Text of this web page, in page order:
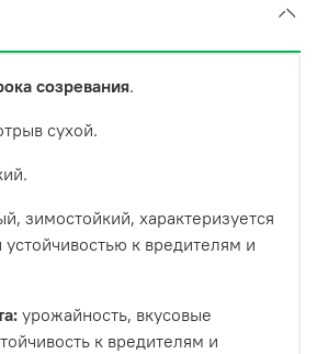
созревания.
сухой.
зимостойкий, характеризуется
к вредителям и
: урожайность, вкусовые
к вредителям и